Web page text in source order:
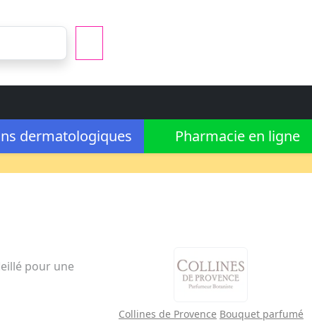
dermatologiques
Pharmacie en ligne
pour une
Collines de Provence Bouquet parfumé